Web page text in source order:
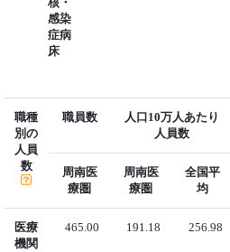
感染
症病
床
職種
別の
人員
数
職員数
人口10万人あたり
人員数
周南医
療圏
周南医
療圏
全国平
均
医療
機関
465.00 191.18 256.98